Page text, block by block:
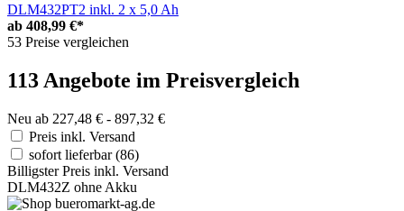
DLM432PT2 inkl. 2 x 5,0 Ah
ab 408,99 €*
53 Preise vergleichen
113 Angebote im Preisvergleich
Neu ab 227,48 € - 897,32 €
Preis inkl. Versand
sofort lieferbar(86)
Billigster Preis inkl. Versand
DLM432Z ohne Akku